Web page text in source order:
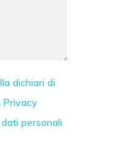
dichiari di
Privacy
personali